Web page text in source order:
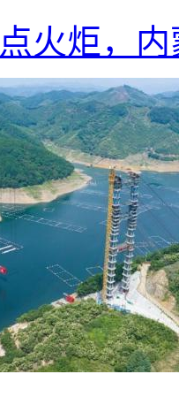
火炬，